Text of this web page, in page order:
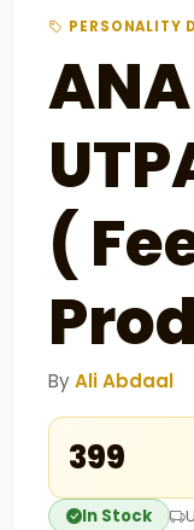
PERSONALITY
(
By Ali Abdaal
₹399
In Stock